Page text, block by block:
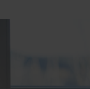
Erkältung